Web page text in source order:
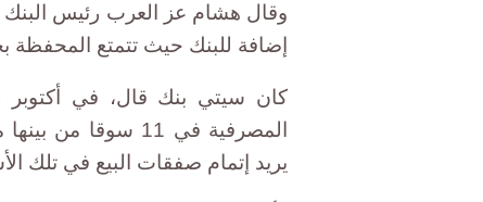
وقال هشام عز العرب رئيس البنك
إضافة للبنك حيث تتمتع المحفظة
كان سيتي بنك قال، في أكتوبر
المصرفية في 11
يريد إتمام صفقات البيع في تلك